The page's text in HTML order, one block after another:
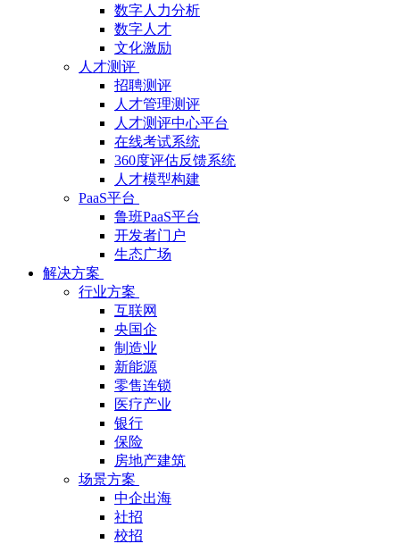
数字人力分析
数字人才
文化激励
人才测评
招聘测评
人才管理测评
人才测评中心平台
在线考试系统
360度评估反馈系统
人才模型构建
PaaS平台
鲁班PaaS平台
开发者门户
生态广场
解决方案
行业方案
互联网
央国企
制造业
新能源
零售连锁
医疗产业
银行
保险
房地产建筑
场景方案
中企出海
社招
校招